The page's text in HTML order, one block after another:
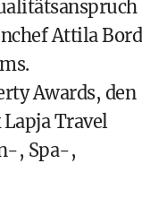
Attila
Awards, den
Travel
, Spa-,